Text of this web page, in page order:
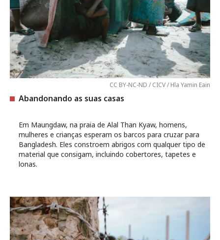
CC BY-NC-ND / CICV / Hla Yamin Eain
Abandonando as suas casas
Em Maungdaw, na praia de Alal Than Kyaw, homens,
mulheres e crianças esperam os barcos para cruzar para
Bangladesh. Eles constroem abrigos com qualquer tipo de
material que consigam, incluindo cobertores, tapetes e
lonas.